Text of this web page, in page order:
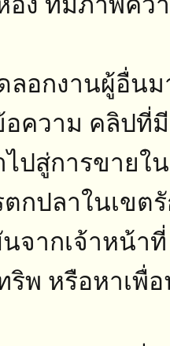
อกงานผู้อื่นม
ความ คลิปที่มี
ปสู่การขายใ
กปลาในเขต
จากเจ้าหน้าที่
พ หรือหาเพื่